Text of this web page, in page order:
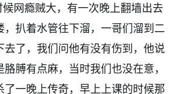
网瘾贼大，有一次晚上翻墙出去
，扒着水管往下溜，一哥们溜到二
去了，我们问他有没有伤到，他说
膊有点麻，当时我们也没在意，
了一晚上传奇，早上上课的时候那